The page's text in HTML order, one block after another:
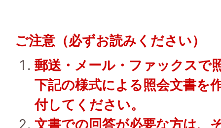
ご注意（必ずお読みください）
郵送・メール・ファックスで
下記の様式による照会文書を
付してください。
文書での回答が必要な方は、